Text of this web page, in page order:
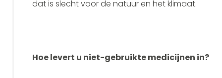
dat is slecht voor de natuur en het klimaat.
Hoe levert u niet-gebruikte medicijnen in?